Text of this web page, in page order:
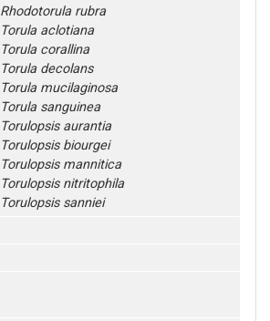
Rhodotorula rubra
Torula aclotiana
Torula corallina
Torula decolans
Torula mucilaginosa
Torula sanguinea
Torulopsis aurantia
Torulopsis biourgei
Torulopsis mannitica
Torulopsis nitritophila
Torulopsis sanniei